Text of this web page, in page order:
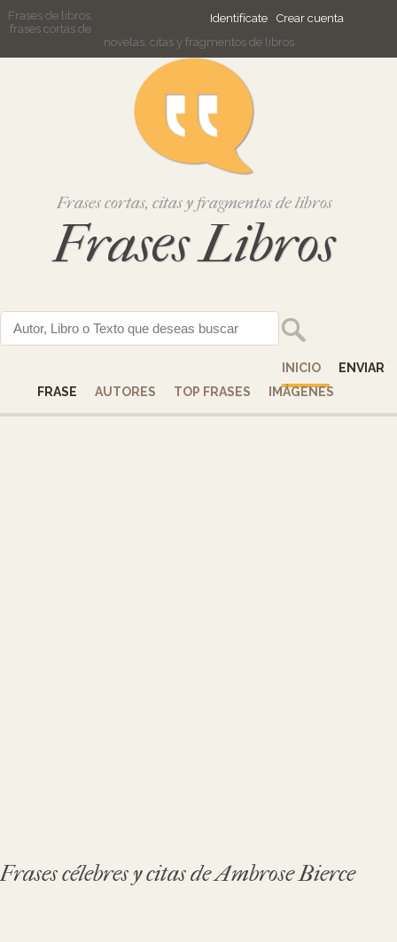
Identifícate Crear cuenta
Frases de libros,
frases cortas de
novelas, citas y fragmentos de libros
Frases cortas, citas y fragmentos de libros
Frases Libros
INICIO
ENVIAR
FRASE
AUTORES TOP FRASES IMÁGENES
Frases célebres y citas de Ambrose Bierce